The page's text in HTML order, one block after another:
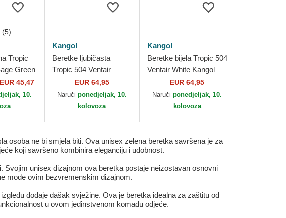
(5)
Tropic
Green
EUR 45,47
10.
Kangol
Beretke ljubičasta
Tropic 504 Ventair
Digital Lavender Kangol
EUR 64,95
Naruči ponedjeljak, 10.
kolovoza
Kangol
Beretke bijela Tropic 504
Ventair White Kangol
EUR 64,95
Naručiponedjeljak, 10.
kolovoza
osoba ne bi smjela biti. Ova unisex zelena beretka savršena je za
koji savršeno kombinira eleganciju i udobnost.
Svojim unisex dizajnom ova beretka postaje neizostavan osnovni
mode ovim bezvremenskim dizajnom.
dodaje dašak svježine. Ova je beretka idealna za zaštitu od
u ovom jedinstvenom komadu odjeće.